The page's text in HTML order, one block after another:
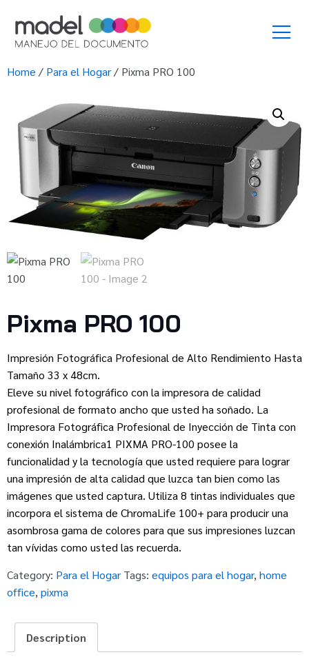
Home / Para el Hogar/ Pixma PRO 100
Pixma PRO 100
Impresión Fotográfica Profesional de Alto Rendimiento Hasta
Tamaño 33 x 48cm.
Eleve su nivel fotográfico con la impresora de calidad
profesional de formato ancho que usted ha soñado. La
Impresora Fotográfica Profesional de Inyección de Tinta con
conexión Inalámbrica1 PIXMA PRO-100 posee la
funcionalidad y la tecnología que usted requiere para lograr
una impresión de alta calidad que luzca tan bien como las
imágenes que usted captura. Utiliza 8 tintas individuales que
incorpora el sistema de ChromaLife 100+ para producir una
asombrosa gama de colores para que sus impresiones luzcan
tan vívidas como usted las recuerda.
Category: Para el Hogar Tags: equipos para el hogar, home
office, pixma
Description